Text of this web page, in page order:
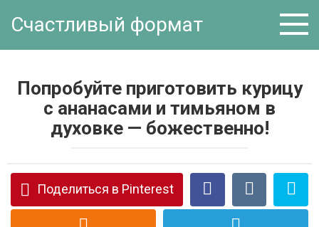
Счастливый формат
Попробуйте приготовить курицу
с ананасами и тимьяном в
духовке — божественно!
Поделиться в Pinterest